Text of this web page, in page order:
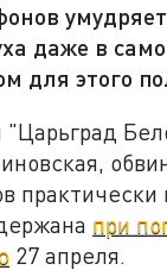
даже в
для этого
при
27 апреля.